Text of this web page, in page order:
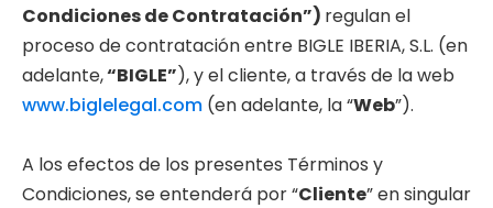
Condiciones de Contratación”) regulan el
proceso de contratación entre BIGLE IBERIA, S.L. (en
adelante,“BIGLE”), y el cliente, a través de la web
www.biglelegal.com (en adelante, la “Web”).
A los efectos de los presentes Términos y
Condiciones, se entenderá por “Cliente” en singular